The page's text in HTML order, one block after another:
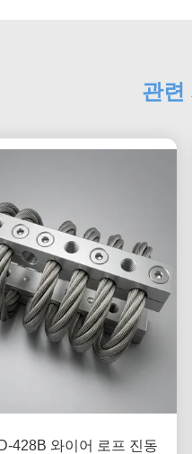
관련
428B 와이어 로프 진동